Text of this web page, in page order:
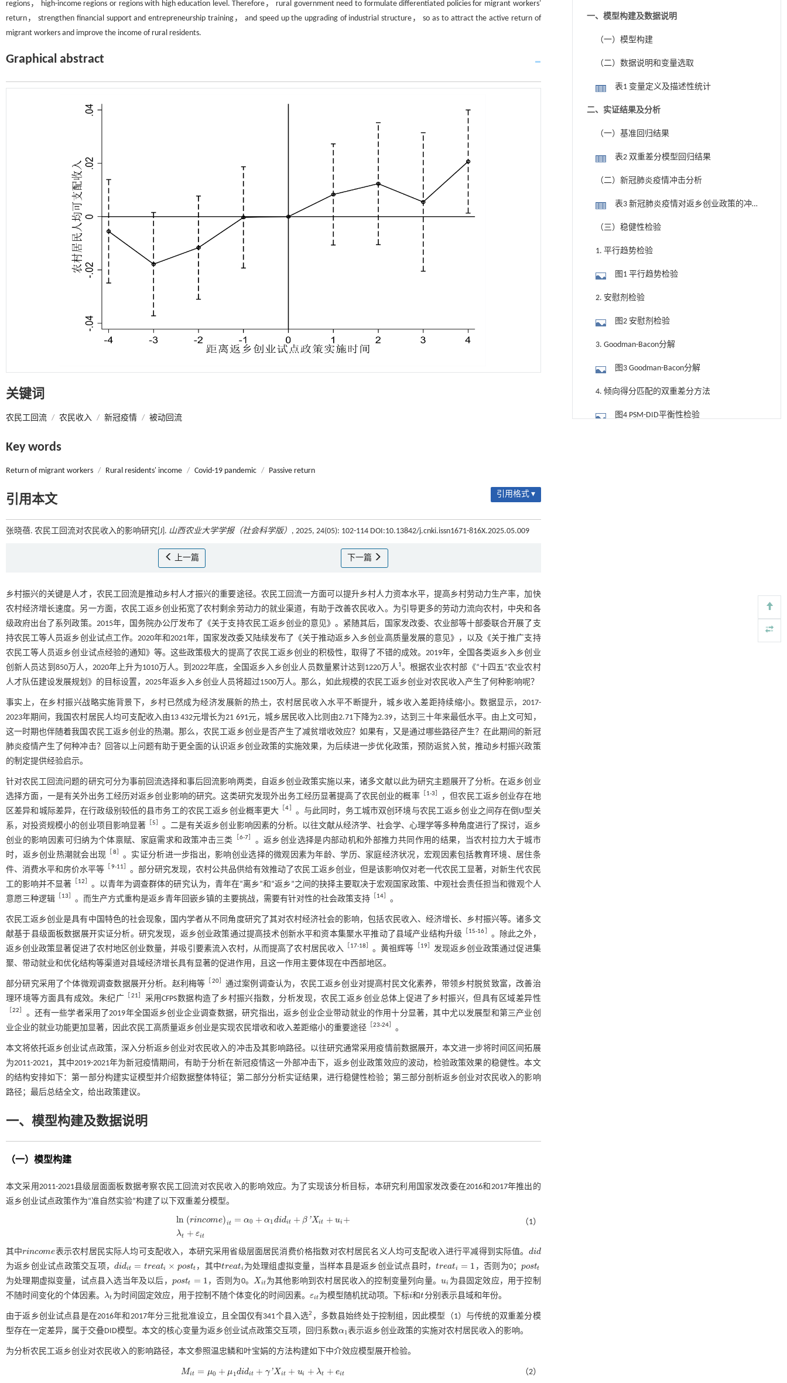
regions， high-income regions or regions with high education level. Therefore， rural government need to formulate differentiated policies for migrant workers'
return， strengthen financial support and entrepreneurship training， and speed up the upgrading of industrial structure， so as to attract the active return of
migrant workers and improve the income of rural residents.
Graphical abstract
关键词
农民工回流 / 农民收入 / 新冠疫情 / 被动回流
Key words
Return of migrant workers / Rural residents' income / Covid-19 pandemic / Passive return
引用本文 引用格式 ▾
张晓蓓. 农民工回流对农民收入的影响研究[J]. 山西农业大学学报（社会科学版） , 2025, 24(05): 102-114 DOI:10.13842/j.cnki.issn1671-816X.2025.05.009
上一篇 下一篇
乡村振兴的关键是人才，农民工回流是推动乡村人才振兴的重要途径。农民工回流一方面可以提升乡村人力资本水平，提高乡村劳动力生产率，加快
农村经济增长速度。另一方面，农民工返乡创业拓宽了农村剩余劳动力的就业渠道，有助于改善农民收入。为引导更多的劳动力流向农村，中央和各
级政府出台了系列政策。2015年，国务院办公厅发布了《关于支持农民工返乡创业的意见》。紧随其后，国家发改委、农业部等十部委联合开展了支
持农民工等人员返乡创业试点工作。2020年和2021年，国家发改委又陆续发布了《关于推动返乡入乡创业高质量发展的意见》，以及《关于推广支持
农民工等人员返乡创业试点经验的通知》等。这些政策极大的提高了农民工返乡创业的积极性，取得了不错的成效。2019年，全国各类返乡入乡创业
创新人员达到850万人，2020年上升为1010万人。到2022年底，全国返乡入乡创业人员数量累计达到1220万人1。根据农业农村部《“十四五”农业农村
人才队伍建设发展规划》的目标设置，2025年返乡入乡创业人员将超过1500万人。那么，如此规模的农民工返乡创业对农民收入产生了何种影响呢？
事实上，在乡村振兴战略实施背景下，乡村已然成为经济发展新的热土，农村居民收入水平不断提升，城乡收入差距持续缩小。数据显示，2017-
2023年期间，我国农村居民人均可支配收入由13 432元增长为21 691元，城乡居民收入比则由2.71下降为2.39，达到三十年来最低水平。由上文可知，
这一时期也伴随着我国农民工返乡创业的热潮。那么，农民工返乡创业是否产生了减贫增收效应？如果有，又是通过哪些路径产生？在此期间的新冠
肺炎疫情产生了何种冲击？回答以上问题有助于更全面的认识返乡创业政策的实施效果，为后续进一步优化政策，预防返贫入贫，推动乡村振兴政策
的制定提供经验启示。
针对农民工回流问题的研究可分为事前回流选择和事后回流影响两类，自返乡创业政策实施以来，诸多文献以此为研究主题展开了分析。在返乡创业
选择方面，一是有关外出务工经历对返乡创业影响的研究。这类研究发现外出务工经历显著提高了农民创业的概率［1⁃3］
，但农民工返乡创业存在地
区差异和城际差异，在行政级别较低的县市务工的农民工返乡创业概率更大 ［4］ 。与此同时，务工城市双创环境与农民工返乡创业之间存在倒U型关
系，对投资规模小的创业项目影响显著［5］ 。二是有关返乡创业影响因素的分析。以往文献从经济学、社会学、心理学等多种角度进行了探讨，返乡
创业的影响因素可归纳为个体禀赋、家庭需求和政策冲击三类
［6⁃7］ 。返乡创业选择是内部动机和外部推力共同作用的结果，当农村拉力大于城市
时，返乡创业热潮就会出现 ［8］ 。实证分析进一步指出，影响创业选择的微观因素为年龄、学历、家庭经济状况，宏观因素包括教育环境、居住条
件、消费水平和房价水平等 ［9⁃11］ 。部分研究发现，农村公共品供给有效推动了农民工返乡创业，但是该影响仅对老一代农民工显著，对新生代农民
工的影响并不显著 ［12］ 。以青年为调查群体的研究认为，青年在“离乡”和“返乡”之间的抉择主要取决于宏观国家政策、中观社会责任担当和微观个人
意愿三种逻辑 ［13］ 。而生产方式重构是返乡青年回嵌乡镇的主要挑战，需要有针对性的社会政策支持 ［14］ 。
农民工返乡创业是具有中国特色的社会现象，国内学者从不同角度研究了其对农村经济社会的影响，包括农民收入、经济增长、乡村振兴等。诸多文
献基于县级面板数据展开实证分析。研究发现，返乡创业政策通过提高技术创新水平和资本集聚水平推动了县域产业结构升级
［15⁃16］ 。除此之外，
返乡创业政策显著促进了农村地区创业数量，并吸引要素流入农村，从而提高了农村居民收入 ［17⁃18］ 。黄祖辉等 ［19］ 发现返乡创业政策通过促进集
聚、带动就业和优化结构等渠道对县域经济增长具有显著的促进作用，且这一作用主要体现在中西部地区。
部分研究采用了个体微观调查数据展开分析。赵利梅等 ［20］ 通过案例调查认为，农民工返乡创业对提高村民文化素养，带领乡村脱贫致富，改善治
理环境等方面具有成效。朱纪广 ［21］ 采用CFPS数据构造了乡村振兴指数，分析发现，农民工返乡创业总体上促进了乡村振兴，但具有区域差异性
［22］ 。还有一些学者采用了2019年全国返乡创业企业调查数据，研究指出，返乡创业企业带动就业的作用十分显著，其中尤以发展型和第三产业创
业企业的就业功能更加显著，因此农民工高质量返乡创业是实现农民增收和收入差距缩小的重要途径 ［23⁃24］ 。
本文将依托返乡创业试点政策，深入分析返乡创业对农民收入的冲击及其影响路径。以往研究通常采用疫情前数据展开，本文进一步将时间区间拓展
为2011-2021，其中2019-2021年为新冠疫情期间，有助于分析在新冠疫情这一外部冲击下，返乡创业政策效应的波动，检验政策效果的稳健性。本文
的结构安排如下：第一部分构建实证模型并介绍数据整体特征；第二部分分析实证结果，进行稳健性检验；第三部分剖析返乡创业对农民收入的影响
路径；最后总结全文，给出政策建议。
一、模型构建及数据说明
（一）模型构建
本文采用2011-2021县级层面面板数据考察农民工回流对农民收入的影响效应。为了实现该分析目标，本研究利用国家发改委在2016和2017年推出的
返乡创业试点政策作为“准自然实验”构建了以下双重差分模型。
ln (rincome) it = α0 + α1didit + β 'Xit + ui +
λt + εit
n
（1）
其中rincome
rincome 表示农村居民实际人均可支配收入，本研究采用省级层面居民消费价格指数对农村居民名义人均可支配收入进行平减得到实际值。 did
did
为返乡创业试点政策交互项，didit = treati × postt
didit= tre at×pos t ，其中treati
treat 为处理组虚拟变量，当样本县是返乡创业试点县时，treati = 1
treat= 1 ，否则为0； postt
post
为处理期虚拟变量，试点县入选当年及以后， postt = 1
post= 1 ，否则为0。 X it
Xit 为其他影响到农村居民收入的控制变量列向量。 ui
ui 为县固定效应，用于控制
不随时间变化的个体因素。
λt
λt 为时间固定效应，用于控制不随个体变化的时间因素。 εit
εit 为模型随机扰动项。下标i
i和t
t分别表示县域和年份。
由于返乡创业试点县是在2016年和2017年分三批批准设立，且全国仅有341个县入选2 ，多数县始终处于控制组，因此模型（1）与传统的双重差分模
型存在一定差异，属于交叠DID模型。本文的核心变量为返乡创业试点政策交互项，回归系数α1
α1表示返乡创业政策的实施对农村居民收入的影响。
为分析农民工返乡创业对农民收入的影响路径，本文参照温忠鳞和叶宝娟的方法构建如下中介效应模型展开检验。
Mit = μ0 + μ1didit + γ'Xit + ui + λt + eit
Mit= μ0 +μ1 didit+γ'Xit+ ui+λt+eit （2）
一、模型构建及数据说明
（一）模型构建
（二）数据说明和变量选取
表1 变量定义及描述性统计
二、实证结果及分析
（一）基准回归结果
表2 双重差分模型回归结果
（二）新冠肺炎疫情冲击分析
表3 新冠肺炎疫情对返乡创业政策的冲
击
（三）稳健性检验
1. 平行趋势检验
图1 平行趋势检验
2. 安慰剂检验
图2 安慰剂检验
3. Goodman-Bacon分解
图3 Goodman-Bacon分解
4. 倾向得分匹配的双重差分方法
图4 PSM-DID平衡性检验
基于机器学习揭示二氢杨梅素抑制TGF-β/ALK5